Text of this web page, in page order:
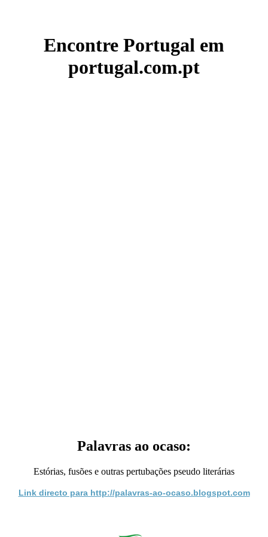
Encontre Portugal em
portugal.com.pt
Palavras ao ocaso:
Estórias, fusões e outras pertubações pseudo literárias
Link directo para http://palavras-ao-ocaso.blogspot.com